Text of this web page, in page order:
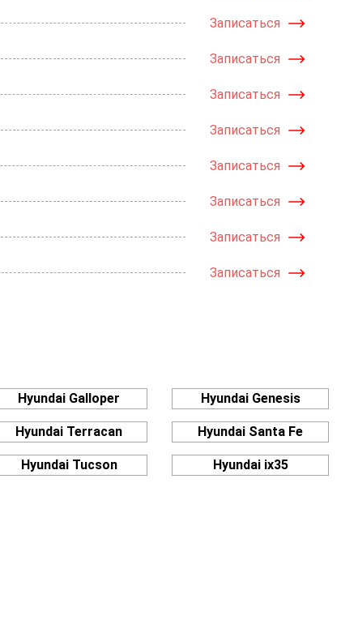
Записаться
Записаться
Записаться
Записаться
Записаться
Записаться
Записаться
Записаться
Hyundai Galloper
Hyundai Terracan
Hyundai Tucson
Hyundai Genesis
Hyundai Santa Fe
Hyundai ix35